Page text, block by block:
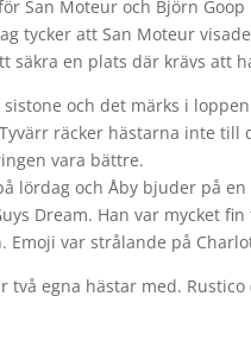
San Moteur och Björn
tycker att San Moteur
säkra en plats där krävs att
och det märks i
räcker hästarna inte
vara bättre.
lördag och Åby bjuder på
Dream. Han var mycket
var strålande på
två egna hästar med.